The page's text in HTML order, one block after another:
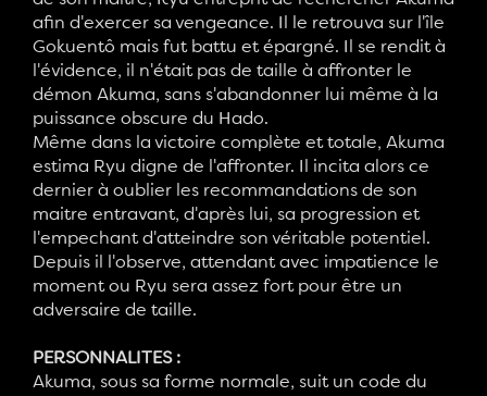
afin d'exercer sa vengeance. Il le retrouva sur l'île
Gokuentô mais fut battu et épargné. Il se rendit à
l'évidence, il n'était pas de taille à affronter le
démon Akuma, sans s'abandonner lui même à la
puissance obscure du Hado.
Même dans la victoire complète et totale, Akuma
estima Ryu digne de l'affronter. Il incita alors ce
dernier à oublier les recommandations de son
maitre entravant, d'après lui, sa progression et
l'empechant d'atteindre son véritable potentiel.
Depuis il l'observe, attendant avec impatience le
moment ou Ryu sera assez fort pour être un
adversaire de taille.
PERSONNALITES :
Akuma, sous sa forme normale, suit un code du